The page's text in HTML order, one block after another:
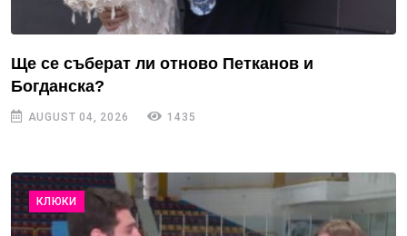
Ще се съберат ли отново Петканов и
Богданска?
AUGUST 04, 2026 1435
КЛЮКИ